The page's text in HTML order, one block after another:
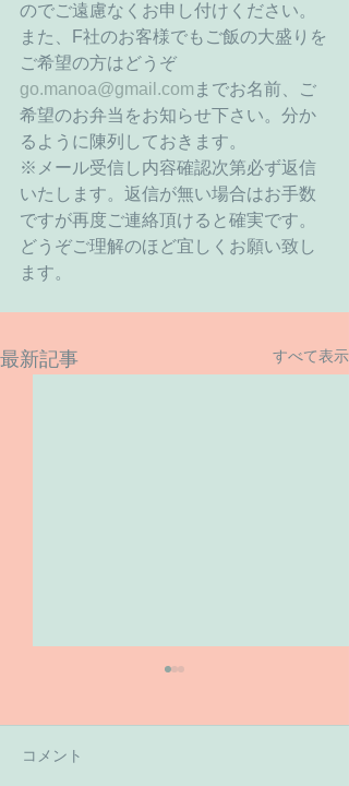
のでご遠慮なくお申し付けください。
また、F社のお客様でもご飯の大盛りを
ご希望の方はどうぞ
go.manoa@gmail.com までお名前、ご
希望のお弁当をお知らせ下さい。分か
るように陳列しておきます。
※メール受信し内容確認次第必ず返信
いたします。返信が無い場合はお手数
ですが再度ご連絡頂けると確実です。
どうぞご理解のほど宜しくお願い致し
ます。
最新記事 すべて表示
コメント